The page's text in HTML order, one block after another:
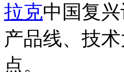
拉克中国复
产品线、技
点。